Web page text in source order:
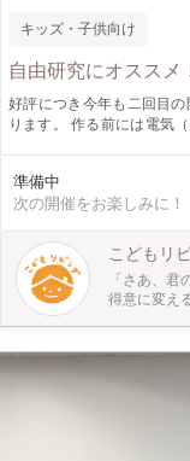
キッズ・子供向け
自由研究にオススメ
好評につき今年も二回目
ります。 作る前には電気（直流）の仕組みについて簡単にお勉強しましょう。
仕上げます。 今年の自由研究はこれで決
い。 ※写真は昨年の別会場です。 ※スペースの関係上付き添いはご遠慮いただ
す。スタッフもサポートい
準備中
次の開催をお楽しみに！
こどもリ
「さあ、
得意に変え